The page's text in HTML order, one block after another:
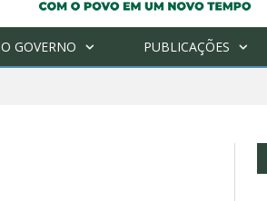
O GOVERNO PUBLICAÇÕES